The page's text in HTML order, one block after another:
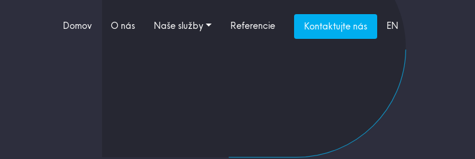
Domov O nás Naše služby Referencie Kontaktujte nás EN